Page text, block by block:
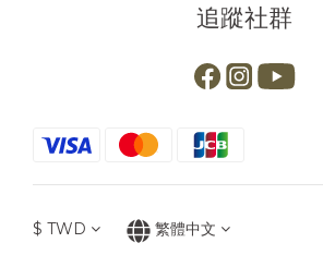
追蹤社群
$ TWD 繁體中文